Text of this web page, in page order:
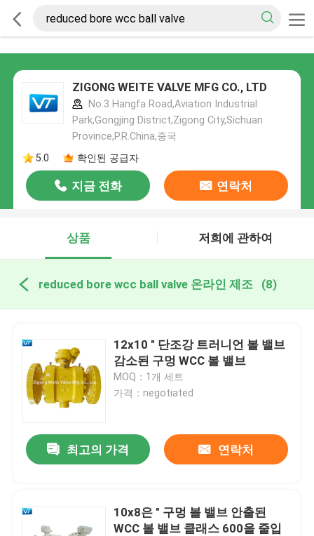
ZIGONG WEITE VALVE MFG CO., LTD
No.3 Hangfa Road,Aviation Industrial
Park,Gongjing District,Zigong City,Sichuan
Province,P.R.China,중국
5.0
확인된 공급자
지금 전화 연락처
상품 저희에 관하여
reduced bore wcc ball valve 온라인 제조 (8)
12x10 " 단조강 트러니언 볼 밸브
감소된 구멍 WCC 볼 밸브
MOQ：1개 세트
가격：negotiated
최고의 가격 연락처
10x8은 " 구멍 볼 밸브 안출된
WCC 볼 밸브 클래스 600을 줄입